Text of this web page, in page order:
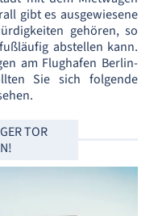
gibt es ausgewiesene
gehören, so
abstellen kann.
am Flughafen Berlin-
Sie sich folgende
TOR